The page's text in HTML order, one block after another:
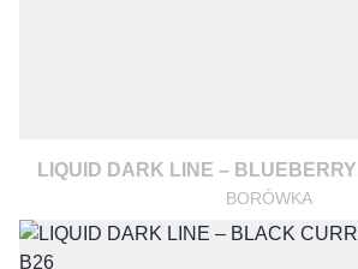
LIQUID DARK LINE –
BORÓWKA